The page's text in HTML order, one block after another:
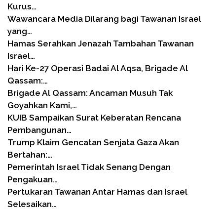
Kurus…
Wawancara Media Dilarang bagi Tawanan Israel
yang…
Hamas Serahkan Jenazah Tambahan Tawanan
Israel…
Hari Ke-27 Operasi Badai Al Aqsa, Brigade Al
Qassam:…
Brigade Al Qassam: Ancaman Musuh Tak
Goyahkan Kami,…
KUIB Sampaikan Surat Keberatan Rencana
Pembangunan…
Trump Klaim Gencatan Senjata Gaza Akan
Bertahan:…
Pemerintah Israel Tidak Senang Dengan
Pengakuan…
Pertukaran Tawanan Antar Hamas dan Israel
Selesaikan…